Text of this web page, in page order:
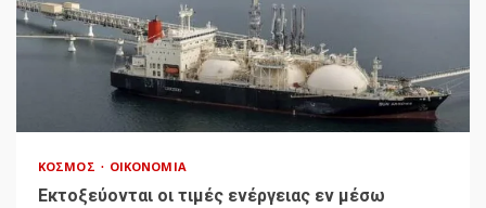
ΚΌΣΜΟΣ ΟΙΚΟΝΟΜΊΑ
Εκτοξεύονται οι τιμές ενέργειας εν μέσω